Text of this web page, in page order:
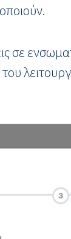
σε